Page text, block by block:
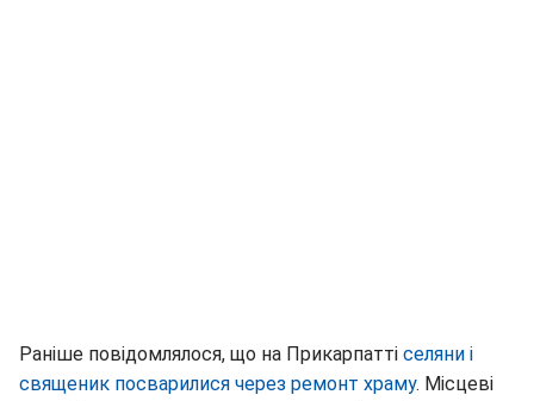
Раніше повідомлялося, що на Прикарпатті селяни і
священик посварилися через ремонт храму. Місцеві